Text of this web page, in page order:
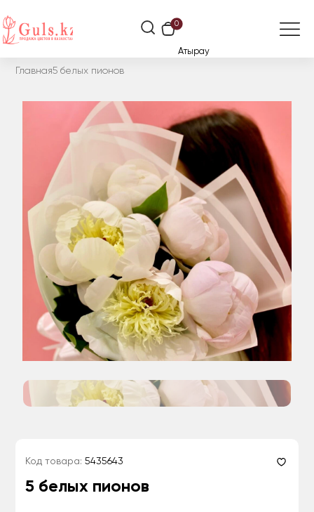
0
Атырау
Главная5 белых пионов
Код товара: 5435643
5 белых пионов